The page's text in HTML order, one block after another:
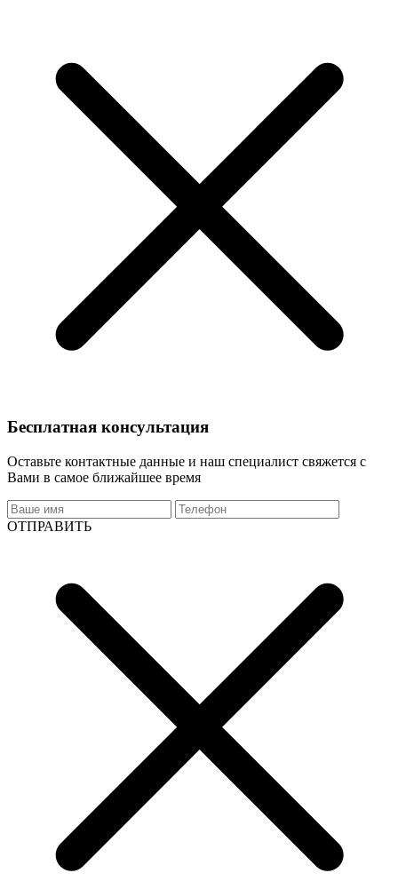
Бесплатная консультация
Оставьте контактные данные и наш специалист свяжется с
Вами в самое ближайшее время
ОТПРАВИТЬ